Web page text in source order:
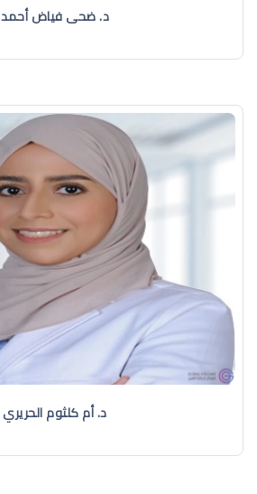
د. ضحى فياض أحمد
د. أم كلثوم الحريري